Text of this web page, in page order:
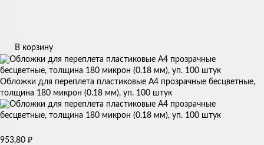
В корзину
Обложки для переплета пластиковые A4 прозрачные бесцветные,
толщина 180 микрон (0.18 мм), уп. 100 штук
953,80 ₽